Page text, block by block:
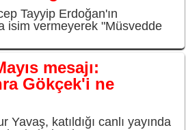
Tayyip Erdoğan'ın
isim vermeyerek "Müsvedde
mesajı:
Gökçek'i ne
Yavaş, katıldığı canlı yayında